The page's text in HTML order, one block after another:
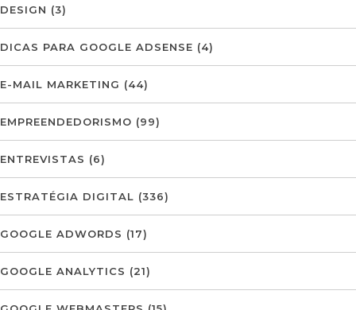
DESIGN (3)
DICAS PARA GOOGLE ADSENSE (4)
E-MAIL MARKETING (44)
EMPREENDEDORISMO (99)
ENTREVISTAS (6)
ESTRATÉGIA DIGITAL (336)
GOOGLE ADWORDS (17)
GOOGLE ANALYTICS (21)